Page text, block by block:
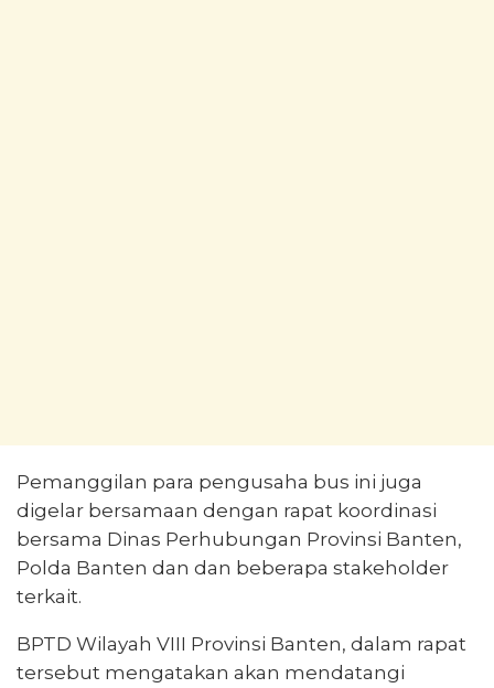
Pemanggilan para pengusaha bus ini juga
digelar bersamaan dengan rapat koordinasi
bersama Dinas Perhubungan Provinsi Banten,
Polda Banten dan dan beberapa stakeholder
terkait.
BPTD Wilayah VIII Provinsi Banten, dalam rapat
tersebut mengatakan akan mendatangi